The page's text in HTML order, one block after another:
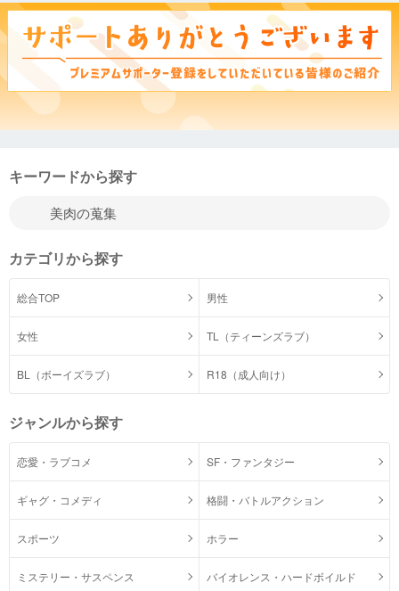
キーワードから探す
カテゴリから探す
総合TOP 男性
女性 TL（ティーンズラブ）
BL（ボーイズラブ） R18（成人向け）
ジャンルから探す
恋愛・ラブコメ SF・ファンタジー
ギャグ・コメディ 格闘・バトルアクション
スポーツ ホラー
ミステリー・サスペンス バイオレンス・ハードボイルド